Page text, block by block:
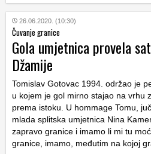
26.06.2020. (10:30)
Čuvanje granice
Gola umjetnica provela
Džamije
Tomislav Gotovac 1994. održao je
u kojem je gol mirno stajao na vrhu
prema istoku. U hommage Tomu,
mlada splitska umjetnica Nina
zapravo granice i imamo li mi tu
granice, imamo, međutim na kojoj